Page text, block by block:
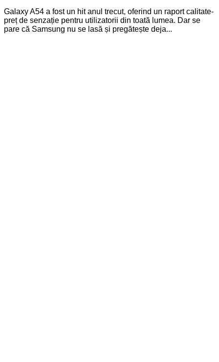
Galaxy A54 a fost un hit anul trecut, oferind un raport calitate-
preț de senzație pentru utilizatorii din toată lumea. Dar se
pare că Samsung nu se lasă și pregătește deja...